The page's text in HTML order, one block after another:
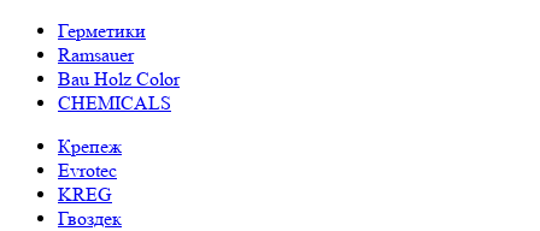
Герметики
Ramsauer
Bau Holz Color
CHEMICALS
Крепеж
Evrotec
KREG
Гвоздек